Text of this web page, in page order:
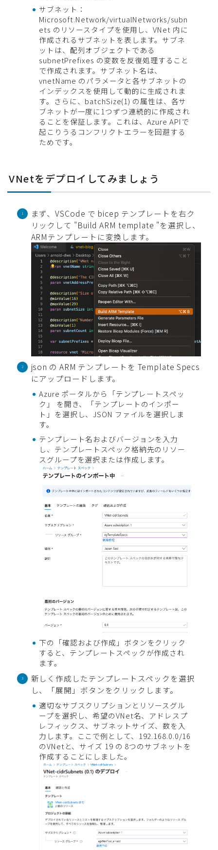
サブネット：
Microsoft.Network/virtualNetworks/subn
ets のリソースタイプを使用し、VNet 内に
作成されるサブネットを表します。サブネ
ットは、配列オブジェクトである
subnetPrefixes の変数を反復処理すること
で作成されます。サブネット名は、
vnetName のパラメータと各サブネットの
インデックスを使用して動的に生成されま
す。さらに、batchSize(1) の属性は、各サ
ブネットが一度に1つずつ連続的に作成され
ることを保証します。これは、Azure APIで
起こりうるコンフリクトエラーを回避する
ためです。
VNetをデプロイしてみましょう
まず、VSCode で bicep テンプレートを右ク
リックして "Build ARM template "を選択し、
ARMテンプレートに変換します。
json の ARM テンプレートを Template Specs
にアップロードします。
Azure ポータルから「テンプレートスペッ
ク」 を開き、「テンプレートのインポー
ト」を選択し、JSON ファイルを選択しま
す。
テンプレート名およびバージョンを入力
し、テンプレートスペック格納先のリソー
スグループを選択または作成します。
下の「確認および作成」ボタンをクリック
すると、テンプレートスペックが作成され
ます。
新しく作成したテンプレートスペックを選択
し、「展開」ボタンをクリックします。
適切なサブスクリプションとリソースグル
ープを選択し、希望のVNet名、アドレスプ
レフィックス、サブネットサイズ、数を入
力します。ここで例として、192.168.0.0/16
のVNetと、サイズ 19 の 8つのサブネットを
作成することにしました。